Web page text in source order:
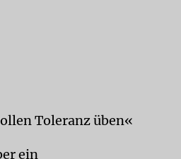
Toleranz üben«
ein